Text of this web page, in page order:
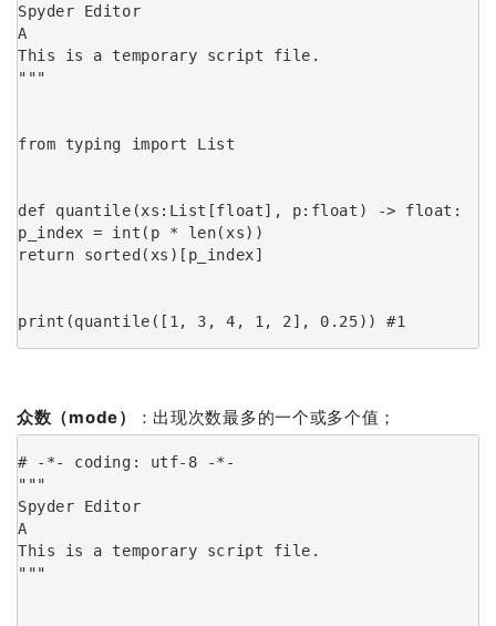
Spyder Editor
A
This is a temporary script file.
"""
from typing import List
def quantile(xs:List[float], p:float) -> float:
p_index = int(p * len(xs))
return sorted(xs)[p_index]
print(quantile([1, 3, 4, 1, 2], 0.25)) #1
众数（mode） ：出现次数最多的一个或多个值；
# -*- coding: utf-8 -*-
"""
Spyder Editor
A
This is a temporary script file.
"""